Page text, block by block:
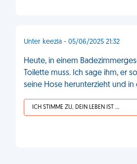
Unter keezia - 05/06/2025 21:32
Heute, in einem
Toilette muss. Ich sage ihm, er
seine Hose herunterzieht und
ICH STIMME ZU, DEIN LEBEN IST SCHEISSE